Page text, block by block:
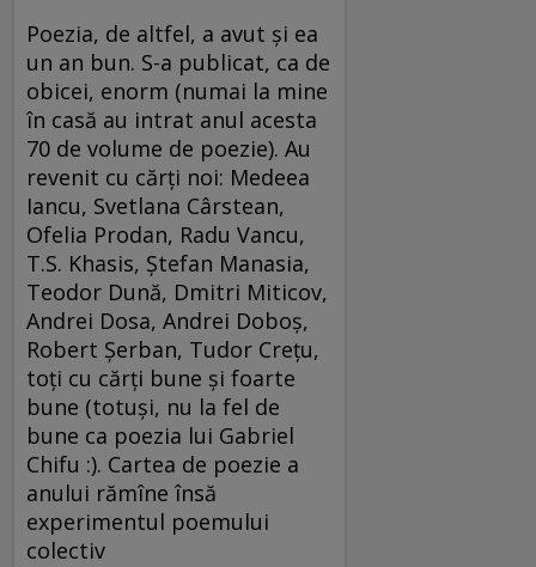
Poezia, de altfel, a avut şi ea
un an bun. S-a publicat, ca de
obicei, enorm (numai la mine
în casă au intrat anul acesta
70 de volume de poezie). Au
revenit cu cărţi noi: Medeea
Iancu, Svetlana Cârstean,
Ofelia Prodan, Radu Vancu,
T.S. Khasis, Ştefan Manasia,
Teodor Dună, Dmitri Miticov,
Andrei Dosa, Andrei Doboş,
Robert Şerban, Tudor Creţu,
toţi cu cărţi bune şi foarte
bune (totuși, nu la fel de
bune ca poezia lui Gabriel
Chifu :). Cartea de poezie a
anului rămîne însă
experimentul poemului
colectiv